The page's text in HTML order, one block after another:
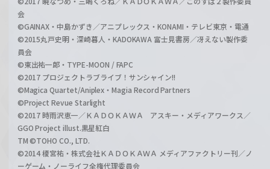
会
©GAINAX・中島かずき／アニプレックス・KONAMI・テレビ東京・電通
©2015丸戸史明・深崎暮人・KADOKAWA 富士見書房／冴えない製作委
員会
©東出祐一郎・TYPE-MOON / FAPC
©2017 プロジェクトラブライブ！サンシャイン!!
©Magica Quartet/Aniplex・Magia Record Partners
©Project Revue Starlight
©2017 時雨沢恵一／ＫＡＤＯＫＡＷＡ アスキー・メディアワークス／
GGO Project illust.黒星紅白
TM ©TOHO CO., LTD.
©2014 榎宮祐・株式会社ＫＡＤＯＫＡＷＡ メディアファクトリー刊／ノ
ーゲーム・ノーライフ全権代理委員会